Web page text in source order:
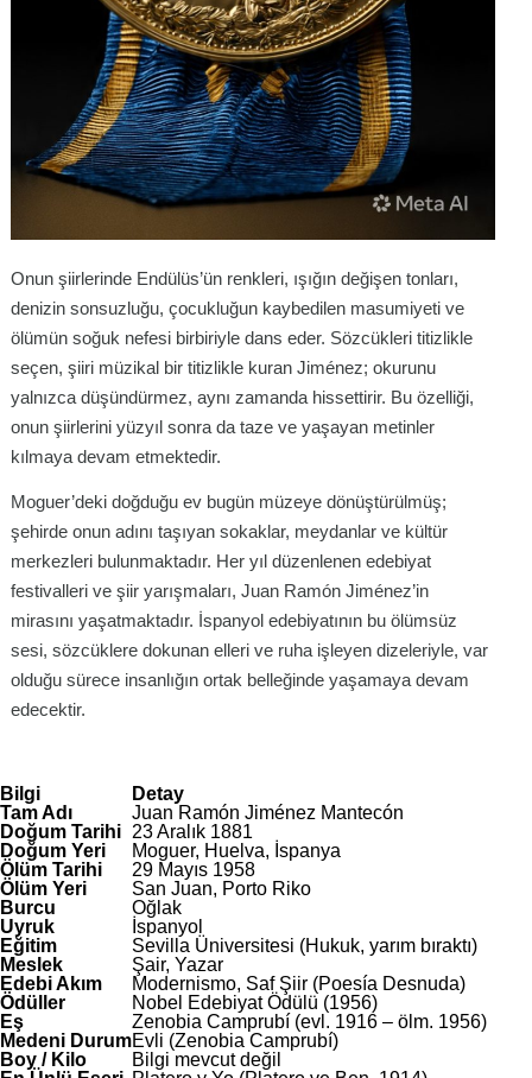
Onun şiirlerinde Endülüs’ün renkleri, ışığın değişen tonları,
denizin sonsuzluğu, çocukluğun kaybedilen masumiyeti ve
ölümün soğuk nefesi birbiriyle dans eder. Sözcükleri titizlikle
seçen, şiiri müzikal bir titizlikle kuran Jiménez; okurunu
yalnızca düşündürmez, aynı zamanda hissettirir. Bu özelliği,
onun şiirlerini yüzyıl sonra da taze ve yaşayan metinler
kılmaya devam etmektedir.
Moguer’deki doğduğu ev bugün müzeye dönüştürülmüş;
şehirde onun adını taşıyan sokaklar, meydanlar ve kültür
merkezleri bulunmaktadır. Her yıl düzenlenen edebiyat
festivalleri ve şiir yarışmaları, Juan Ramón Jiménez’in
mirasını yaşatmaktadır. İspanyol edebiyatının bu ölümsüz
sesi, sözcüklere dokunan elleri ve ruha işleyen dizeleriyle, var
olduğu sürece insanlığın ortak belleğinde yaşamaya devam
edecektir.
Bilgi
Detay
Tam Adı
Juan Ramón Jiménez Mantecón
Doğum Tarihi 23 Aralık 1881
Doğum Yeri
Moguer, Huelva, İspanya
Ölüm Tarihi
29 Mayıs 1958
Ölüm Yeri
San Juan, Porto Riko
Burcu
Oğlak
Uyruk
İspanyol
Eğitim
Sevilla Üniversitesi (Hukuk, yarım bıraktı)
Meslek
Şair, Yazar
Edebi Akım
Modernismo, Saf Şiir (Poesía Desnuda)
Ödüller
Nobel Edebiyat Ödülü (1956)
Eş
Zenobia Camprubí (evl. 1916 – ölm. 1956)
Medeni DurumEvli (Zenobia Camprubí)
Boy / Kilo
Bilgi mevcut değil